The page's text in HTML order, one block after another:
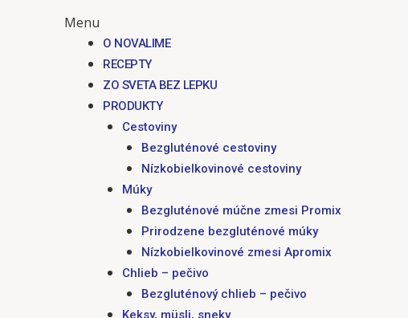
Menu
O NOVALIME
RECEPTY
ZO SVETA BEZ LEPKU
PRODUKTY
Cestoviny
Bezgluténové cestoviny
Nízkobielkovinové cestoviny
Múky
Bezgluténové múčne zmesi Promix
Prirodzene bezgluténové múky
Nízkobielkovinové zmesi Apromix
Chlieb – pečivo
Bezgluténový chlieb – pečivo
Keksy, müsli, sneky